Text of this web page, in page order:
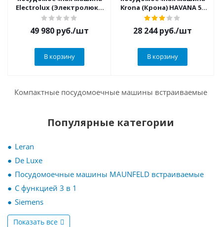
Electrolux (Электролюкс)
ESL2500RO
49 980 руб./шт
В корзину
Krona (Крона) HAVANA 55
CI
28 244руб./шт
В корзину
Компактные посудомоечные машины встраиваемые
Популярные категории
Leran
De Luxe
Посудомоечные машины MAUNFELD встраиваемые
С функцией 3 в 1
Siemens
Показать все